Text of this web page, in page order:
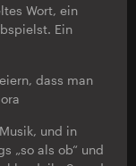
Wort, ein
Ein
dass man
und in
„so als ob“ und